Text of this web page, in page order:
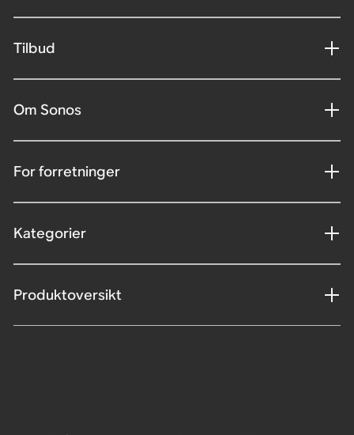
Tilbud
Om Sonos
For forretninger
Kategorier
Produktoversikt